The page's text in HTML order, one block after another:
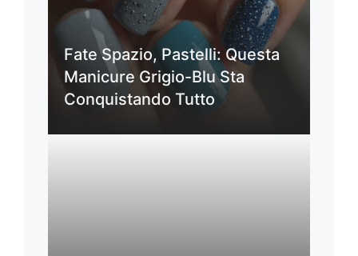
Fate Spazio, Pastelli: Questa
Manicure Grigio-Blu Sta
Conquistando Tutto